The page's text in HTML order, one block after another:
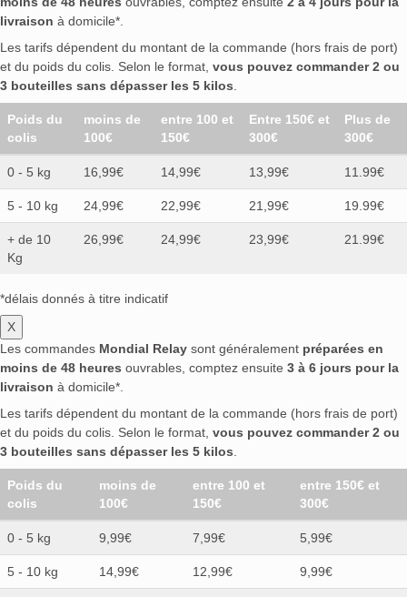
livraison à domicile*.
Les tarifs dépendent du montant de la commande (hors frais de port)
et du poids du colis. Selon le format, vous pouvez commander 2 ou
3 bouteilles sans dépasser les 5 kilos.
Poids du
colis
moins de
100€
entre 100 et
150€
Entre 150€ et
300€
Plus de
300€
0 - 5 kg 16,99€ 14,99€ 13,99€ 11.99€
5 - 10 kg 24,99€ 22,99€ 21,99€ 19.99€
+ de 10
Kg
26,99€ 24,99€ 23,99€ 21.99€
*délais donnés à titre indicatif
X
Les commandes Mondial Relay sont généralement préparées en
moins de 48 heures ouvrables, comptez ensuite 3 à 6 jours pour la
livraison à domicile*.
Les tarifs dépendent du montant de la commande (hors frais de port)
et du poids du colis. Selon le format, vous pouvez commander 2 ou
3 bouteilles sans dépasser les 5 kilos.
Poids du
colis
moins de
100€
entre 100 et
150€
entre 150€ et
300€
0 - 5 kg 9,99€ 7,99€ 5,99€
5 - 10 kg 14,99€ 12,99€ 9,99€